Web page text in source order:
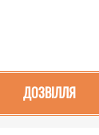
ДОЗВІЛЛЯ